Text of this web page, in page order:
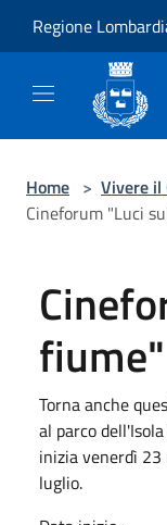
Regione
Home > Vivere il
Cineforum "Luci
fiume"
Torna anche
al parco
inizia venerdì 23
luglio.